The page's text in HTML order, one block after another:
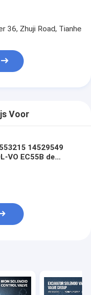
36, Zhuji Road, Tianhe
Voor
14529549
VO EC55B de